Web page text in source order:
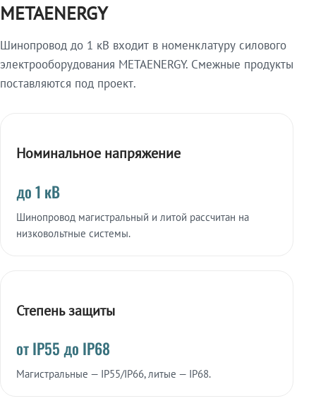
METAENERGY
Шинопровод до 1 кВ входит в номенклатуру силового
электрооборудования METAENERGY. Смежные продукты
поставляются под проект.
Номинальное напряжение
до 1 кВ
Шинопровод магистральный и литой рассчитан на
низковольтные системы.
Степень защиты
от IP55 до IP68
Магистральные — IP55/IP66, литые — IP68.